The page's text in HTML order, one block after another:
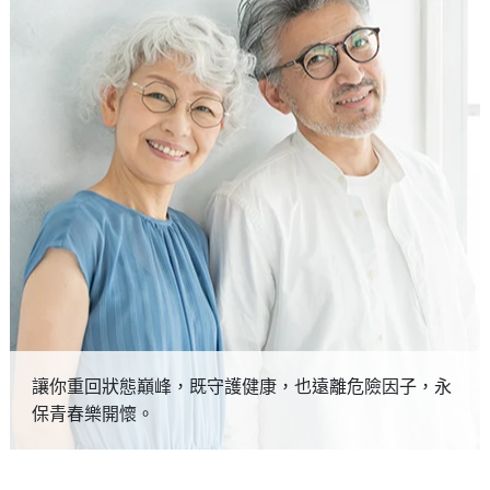
讓你重回狀態巔峰，既守護健康，也遠離危險因子，永
保青春樂開懷。